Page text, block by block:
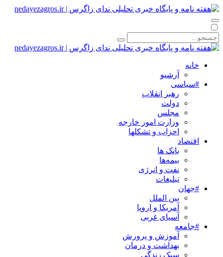
خانه
آرشیو
#سیاسی
رهبر انقلاب
دولت
مجلس
وزارت امور خارجه
احزاب و تشکلها
اقتصاد
بانک ها
بیمه‌ها
نفت و انرژی
تبلیغات
#جهان
بین الملل
آمریکا و اروپا
آسیای غربی
#جامعه
آموزش و پرورش
بهداشت و درمان
سبک زندگی